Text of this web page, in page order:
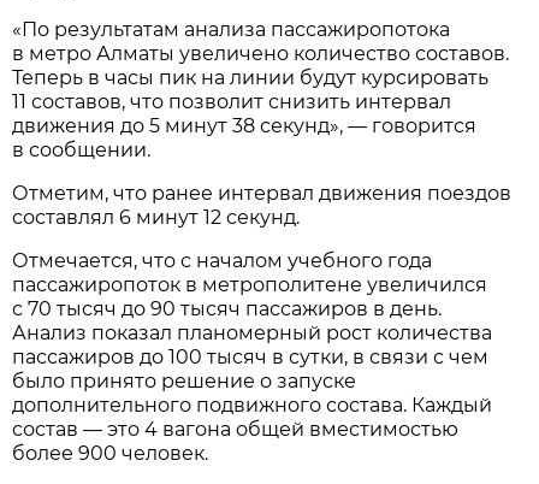
«По результатам анализа пассажиропотока
в метро Алматы увеличено количество составов.
Теперь в часы пик на линии будут курсировать
11 составов, что позволит снизить интервал
движения до 5 минут 38 секунд», — говорится
в сообщении.
Отметим, что ранее интервал движения поездов
составлял 6 минут 12 секунд.
Отмечается, что с началом учебного года
пассажиропоток в метрополитене увеличился
с 70 тысяч до 90 тысяч пассажиров в день.
Анализ показал планомерный рост количества
пассажиров до 100 тысяч в сутки, в связи с чем
было принято решение о запуске
дополнительного подвижного состава. Каждый
состав — это 4 вагона общей вместимостью
более 900 человек.